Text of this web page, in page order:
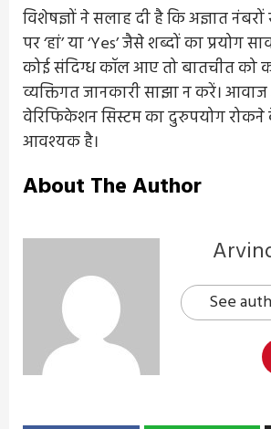
विशेषज्ञों ने सलाह दी है कि अज्ञात
पर ‘हां’ या ‘Yes’ जैसे शब्दों का प्रयोग
कोई संदिग्ध कॉल आए तो बातचीत
व्यक्तिगत जानकारी साझा न करें।
वेरिफिकेशन सिस्टम का दुरुपयोग रोकने
आवश्यक है।
About The Author
See